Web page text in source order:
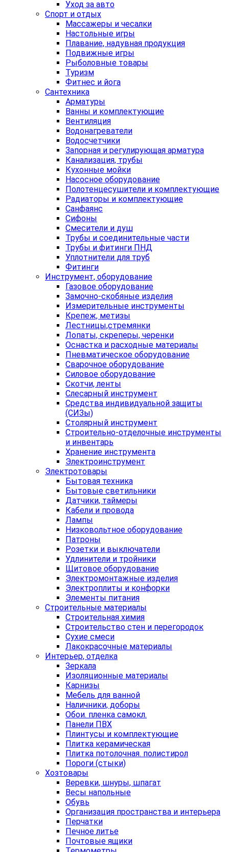
Уход за авто
Спорт и отдых
Массажеры и чесалки
Настольные игры
Плавание, надувная продукция
Подвижные игры
Рыболовные товары
Туризм
Фитнес и йога
Сантехника
Арматуры
Ванны и комплектующие
Вентиляция
Водонагреватели
Водосчетчики
Запорная и регулирующая арматура
Канализация, трубы
Кухонные мойки
Насосное оборудование
Полотенцесушители и комплектующие
Радиаторы и комплектующие
Санфаянс
Сифоны
Смесители и душ
Трубы и соединительные части
Трубы и фитинги ПНД
Уплотнители для труб
Фитинги
Инструмент, оборудование
Газовое оборудование
Замочно-скобяные изделия
Измерительные инструменты
Крепеж, метизы
Лестницы,стремянки
Лопаты, скреперы, черенки
Оснастка и расходные материалы
Пневматическое оборудование
Сварочное оборудование
Силовое оборудование
Скотчи, ленты
Слесарный инструмент
Средства индивидуальной защиты
(СИЗы)
Столярный инструмент
Строительно-отделочные инструменты
и инвентарь
Хранение инструмента
Электроинструмент
Электротовары
Бытовая техника
Бытовые светильники
Датчики, таймеры
Кабели и провода
Лампы
Низковольтное оборудование
Патроны
Розетки и выключатели
Удлинители и тройники
Щитовое оборудование
Электромонтажные изделия
Электроплиты и конфорки
Элементы питания
Строительные материалы
Строительная химия
Строительство стен и перегородок
Сухие смеси
Лакокрасочные материалы
Интерьер, отделка
Зеркала
Изоляционные материалы
Карнизы
Мебель для ванной
Наличники, доборы
Обои. пленка самокл.
Панели ПВХ
Плинтусы и комплектующие
Плитка керамическая
Плитка потолочная. полистирол
Пороги (стыки)
Хозтовары
Веревки, шнуры, шпагат
Весы напольные
Обувь
Организация пространства и интерьера
Перчатки
Печное литье
Почтовые ящики